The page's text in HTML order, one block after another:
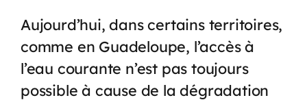
Aujourd’hui, dans certains territoires,
comme en Guadeloupe, l’accès à
l’eau courante n’est pas toujours
possible à cause de la dégradation